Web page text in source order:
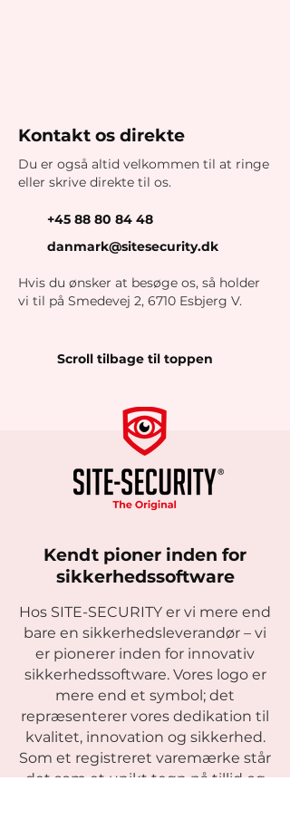
Kontakt os direkte
Du er også altid velkommen til at ringe
eller skrive direkte til os.
+45 88 80 84 48
danmark@sitesecurity.dk
Hvis du ønsker at besøge os, så holder
vi til på Smedevej 2, 6710 Esbjerg V.
Scroll tilbage til toppen
Kendt pioner inden for
sikkerhedssoftware
Hos SITE-SECURITY er vi mere end
bare en sikkerhedsleverandør – vi
er pionerer inden for innovativ
sikkerhedssoftware. Vores logo er
mere end et symbol; det
repræsenterer vores dedikation til
kvalitet, innovation og sikkerhed.
Som et registreret varemærke står
det som et unikt tegn på tillid og